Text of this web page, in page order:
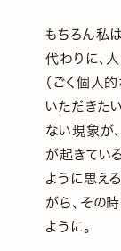
もちろん私
代わりに、
（ごく個人
いただきた
ない現象が
が起きてい
ように思え
がら、その
ように。